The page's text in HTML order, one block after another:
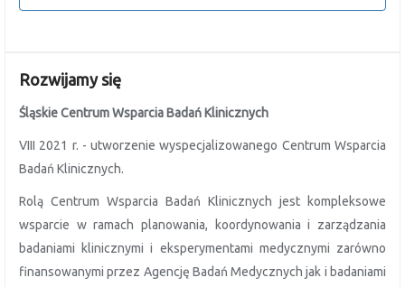
Rozwijamy się
Śląskie Centrum Wsparcia Badań Klinicznych
VIII 2021 r. - utworzenie wyspecjalizowanego Centrum Wsparcia
Badań Klinicznych.
Rolą Centrum Wsparcia Badań Klinicznych jest kompleksowe
wsparcie w ramach planowania, koordynowania i zarządzania
badaniami klinicznymi i eksperymentami medycznymi zarówno
finansowanymi przez Agencję Badań Medycznych jak i badaniami